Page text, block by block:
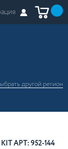
другой регион
KIT АРТ: 952-144